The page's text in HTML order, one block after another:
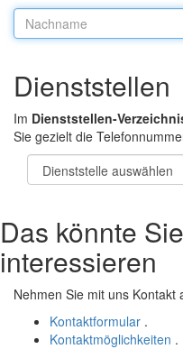
Nachname:
Dienststellen
Im Dienststellen-
Sie gezielt die
Das könnte
interessieren
Nehmen Sie mit uns Kontakt
Kontaktformular .
Kontaktmöglichkeiten .